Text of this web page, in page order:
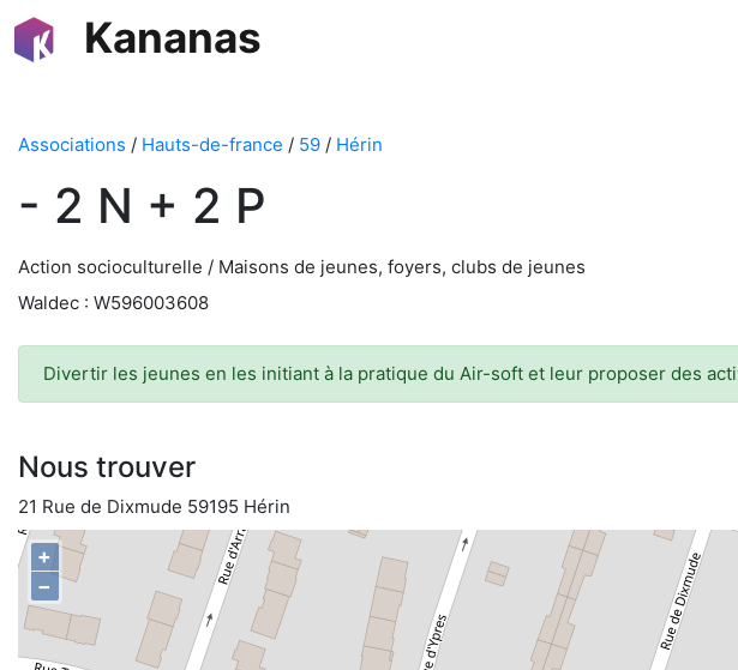
Kananas
Associations / Hauts-de-france / 59 / Hérin
- 2 N + 2 P
Action socioculturelle / Maisons de jeunes, foyers, clubs de jeunes
Waldec : W596003608
Divertir les jeunes en les initiant à la pratique du Air-soft et leur proposer des
Nous trouver
21 Rue de Dixmude 59195 Hérin
+
−